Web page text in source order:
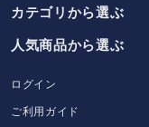
カテゴリから選ぶ
人気商品から選ぶ
ログイン
ご利用ガイド